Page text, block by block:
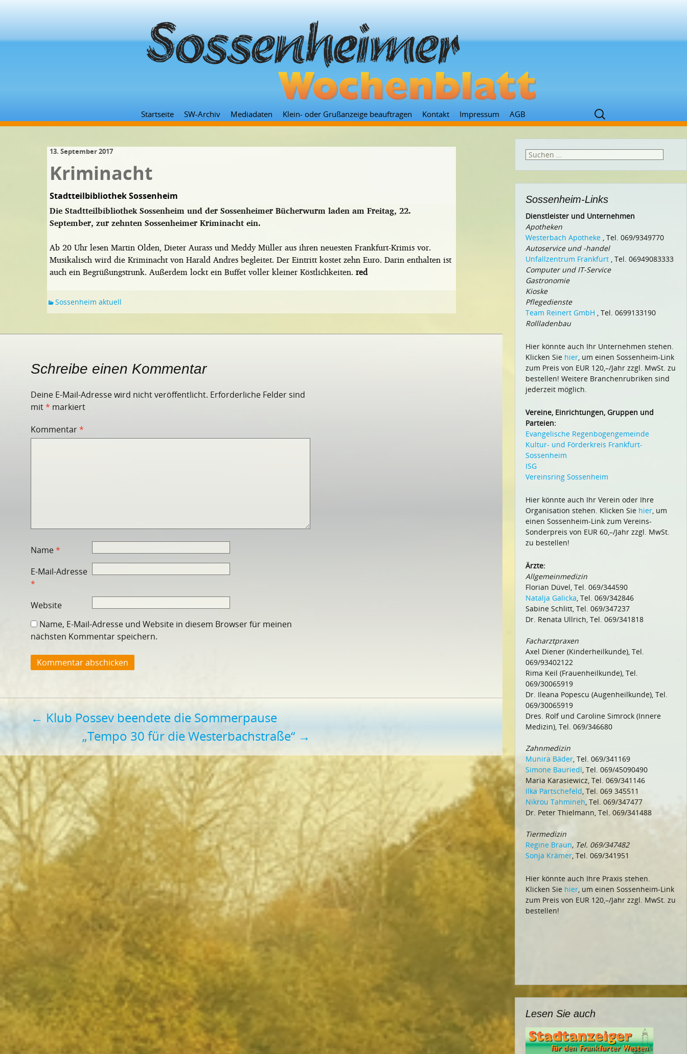
Zum
Inhalt
Startseite SW-Archiv Mediadaten Klein- oder Grußanzeige beauftragen Kontakt Impressum AGB
Suchen
nach:
13. September 2017
Kriminacht
Stadtteilbibliothek Sossenheim
Die Stadtteilbibliothek Sossenheim und der Sossenheimer Bücherwurm laden am Freitag, 22.
September, zur zehnten Sossenheimer Kriminacht ein.
Ab 20 Uhr lesen Martin Olden, Dieter Aurass und Meddy Müller aus ihren neuesten Frankfurt-Krimis vor.
Musikalisch wird die Kriminacht von Harald Andres begleitet. Der Eintritt kostet zehn Euro. Darin enthalten ist
auch ein Begrüßungstrunk. Außerdem lockt ein Buffet voller kleiner Köstlichkeiten. red
Sossenheim aktuell
Schreibe einen Kommentar
Deine E-Mail-Adresse wird nicht veröffentlicht. Erforderliche Felder sind
mit* markiert
Kommentar*
Name*
E-Mail-Adresse
*
Website
Name, E-Mail-Adresse und Website in diesem Browser für meinen
nächsten Kommentar speichern.
Beitragsnavigation
← Klub Possev beendete die Sommerpause
„Tempo 30 für die Westerbachstraße“ →
Suchen
Sossenheim-Links
Dienstleister und Unternehmen
Apotheken
Westerbach Apotheke , Tel. 069/9349770
Autoservice und -handel
Unfallzentrum Frankfurt , Tel. 06949083333
Computer und IT-Service
Gastronomie
Kioske
Pflegedienste
Team Reinert GmbH , Tel. 0699133190
Rollladenbau
Hier könnte auch Ihr Unternehmen stehen.
Klicken Sie hier, um einen Sossenheim-Link
zum Preis von EUR 120,–/Jahr zzgl. MwSt. zu
bestellen! Weitere Branchenrubriken sind
jederzeit möglich.
Vereine, Einrichtungen, Gruppen und
Parteien:
Evangelische Regenbogengemeinde
Kultur- und Förderkreis Frankfurt-
Sossenheim
ISG
Vereinsring Sossenheim
Hier könnte auch Ihr Verein oder Ihre
Organisation stehen. Klicken Sie hier, um
einen Sossenheim-Link zum Vereins-
Sonderpreis von EUR 60,–/Jahr zzgl. MwSt.
zu bestellen!
Ärzte:
Allgemeinmedizin
Florian Düvel, Tel. 069/344590
Natalja Galicka, Tel. 069/342846
Sabine Schlitt, Tel. 069/347237
Dr. Renata Ullrich, Tel. 069/341818
Facharztpraxen
Axel Diener (Kinderheilkunde), Tel.
069/93402122
Rima Keil (Frauenheilkunde), Tel.
069/30065919
Dr. Ileana Popescu (Augenheilkunde), Tel.
069/30065919
Dres. Rolf und Caroline Simrock (Innere
Medizin), Tel. 069/346680
Zahnmedizin
Munira Bäder, Tel. 069/341169
Simone Bauriedl, Tel. 069/45090490
Maria Karasiewicz, Tel. 069/341146
Ilka Partschefeld, Tel. 069 345511
Nikrou Tahmineh, Tel. 069/347477
Dr. Peter Thielmann, Tel. 069/341488
Tiermedizin
Regine Braun, Tel. 069/347482
Sonja Krämer, Tel. 069/341951
Hier könnte auch Ihre Praxis stehen.
Klicken Sie hier, um einen Sossenheim-Link
zum Preis von EUR 120,–/Jahr zzgl. MwSt. zu
bestellen!
Lesen Sie auch